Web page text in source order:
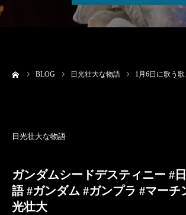
BLOG 日光壮大な物語 1月6日に歌う歌、心の声朝から救急車の音絶え間なくな
日光壮大な物語
ガンダムシードデスティニー #
語 #ガンダム #ガンプラ #マーチ
光壮大